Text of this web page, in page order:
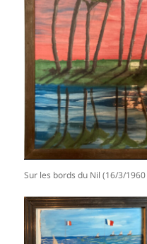
Sur les bords du Nil (16/3/